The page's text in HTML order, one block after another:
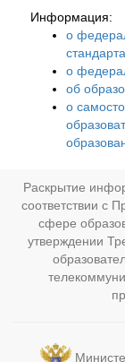
Информация:
о
о
об
о
Раскрытие
соответствии с
сфере
утверждении